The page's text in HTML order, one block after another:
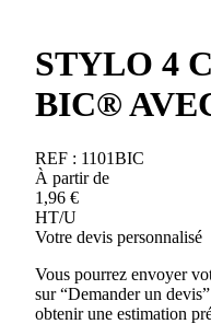
STYLO 4
BIC®
REF : 1101BIC
À partir de
1,96 €
HT/U
Votre devis personnalisé
Vous pourrez envoyer
sur “Demander un
obtenir une estimation